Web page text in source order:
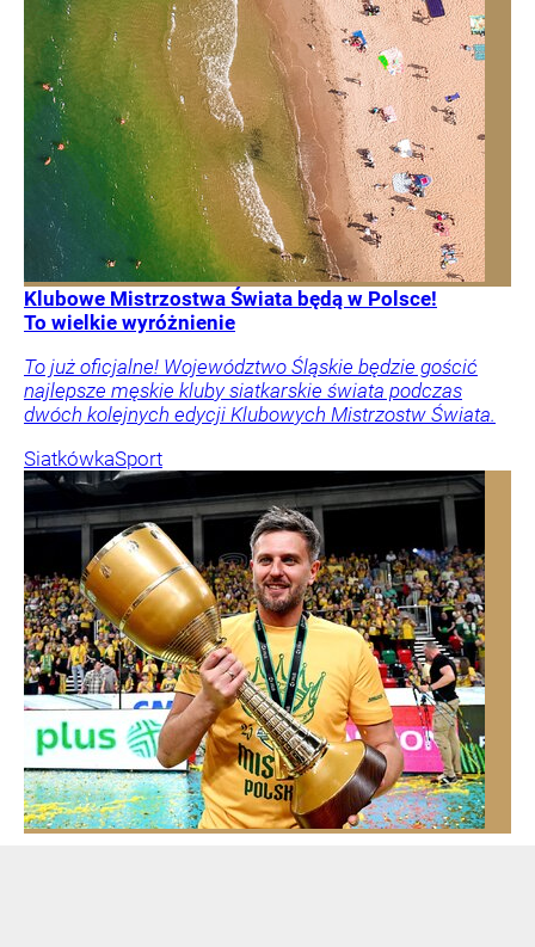
Klubowe Mistrzostwa Świata będą w Polsce!
To wielkie wyróżnienie
To już oficjalne! Województwo Śląskie będzie gościć
najlepsze męskie kluby siatkarskie świata podczas
dwóch kolejnych edycji Klubowych Mistrzostw Świata.
SiatkówkaSport